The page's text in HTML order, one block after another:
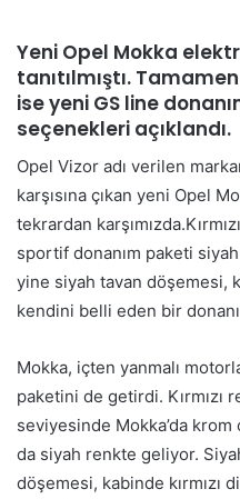
Yeni Opel Mokka
tanıtılmıştı.
ise yeni GS line
seçenekleri açıklandı.
Opel Vizor adı verilen
karşısına çıkan yeni Opel
tekrardan
sportif donanım paketi
yine siyah tavan döşemesi,
kendini belli eden bir
Mokka, içten yanmalı
paketini de getirdi. Kırmızı
seviyesinde Mokka’da
da siyah renkte geliyor.
döşemesi, kabinde kırmızı